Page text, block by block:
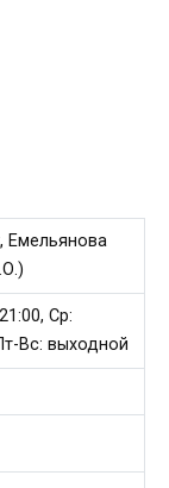
Емельянова
Ср:
Вс: выходной